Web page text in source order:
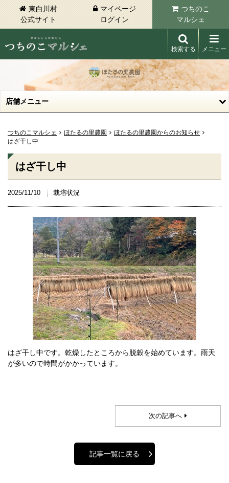
東白川村
公式サイト
マイページ
ログイン
つちのこ
マルシェ
東白川村 つちのこマルシェ
検索する メニュー
店舗メニュー
つちのこマルシェ ほたるの里農園
ほたるの里農園からのお知らせ
はざ干し中
はざ干し中
2025/11/10 栽培状況
はざ干し中です。乾燥したところから脱穀を始めています。雨天
が多いので時間がかかっています。
次の記事へ
記事一覧に戻る